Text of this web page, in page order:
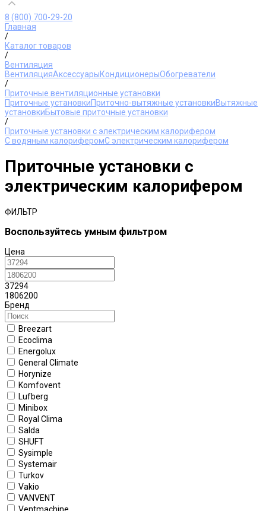
8 (800) 700-29-20
Главная
/
Каталог товаров
/
Вентиляция
ВентиляцияАксессуарыКондиционерыОбогреватели
/
Приточные вентиляционные установки
Приточные установкиПриточно-вытяжные установкиВытяжные
установкиБытовые приточные установки
/
Приточные установки с электрическим калорифером
С водяным калориферомС электрическим калорифером
Приточные установки с
электрическим калорифером
ФИЛЬТР
Воспользуйтесь умным фильтром
Цена
37294
1806200
Бренд
Breezart
Ecoclima
Energolux
General Climate
Horynize
Komfovent
Lufberg
Minibox
Royal Clima
Salda
SHUFT
Sysimple
Systemair
Turkov
Vakio
VANVENT